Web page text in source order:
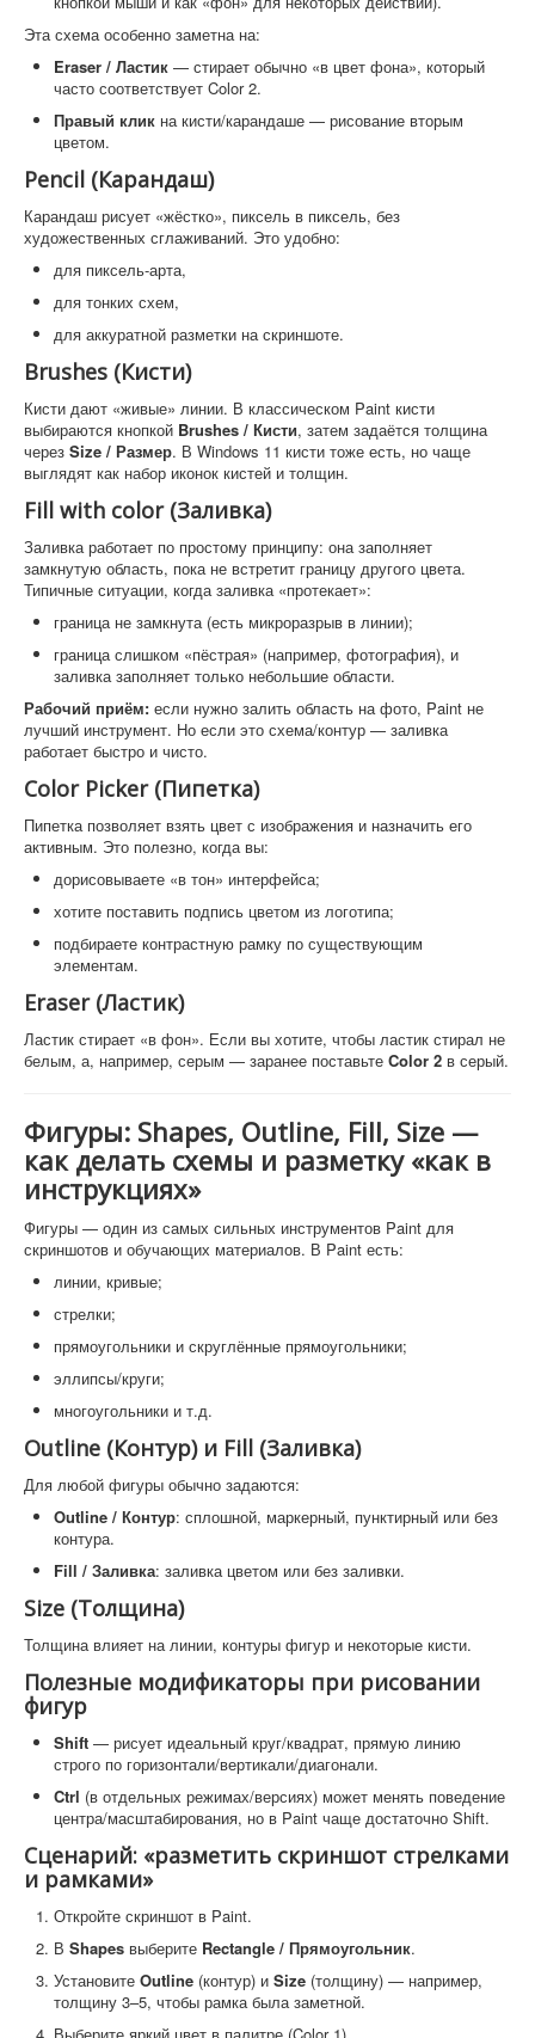
Эта схема особенно заметна на:
Eraser / Ластик — стирает обычно «в цвет фона», который
часто соответствует Color 2.
Правый клик на кисти/карандаше — рисование вторым
цветом.
Pencil (Карандаш)
Карандаш рисует «жёстко», пиксель в пиксель, без
художественных сглаживаний. Это удобно:
для пиксель-арта,
для тонких схем,
для аккуратной разметки на скриншоте.
Brushes (Кисти)
Кисти дают «живые» линии. В классическом Paint кисти
выбираются кнопкой Brushes / Кисти, затем задаётся толщина
через Size / Размер. В Windows 11 кисти тоже есть, но чаще
выглядят как набор иконок кистей и толщин.
Fill with color (Заливка)
Заливка работает по простому принципу: она заполняет
замкнутую область, пока не встретит границу другого цвета.
Типичные ситуации, когда заливка «протекает»:
граница не замкнута (есть микроразрыв в линии);
граница слишком «пёстрая» (например, фотография), и
заливка заполняет только небольшие области.
Рабочий приём: если нужно залить область на фото, Paint не
лучший инструмент. Но если это схема/контур — заливка
работает быстро и чисто.
Color Picker (Пипетка)
Пипетка позволяет взять цвет с изображения и назначить его
активным. Это полезно, когда вы:
дорисовываете «в тон» интерфейса;
хотите поставить подпись цветом из логотипа;
подбираете контрастную рамку по существующим
элементам.
Eraser (Ластик)
Ластик стирает «в фон». Если вы хотите, чтобы ластик стирал не
белым, а, например, серым — заранее поставьте Color 2 в серый.
Фигуры: Shapes, Outline, Fill, Size —
как делать схемы и разметку «как в
инструкциях»
Фигуры — один из самых сильных инструментов Paint для
скриншотов и обучающих материалов. В Paint есть:
линии, кривые;
стрелки;
прямоугольники и скруглённые прямоугольники;
эллипсы/круги;
многоугольники и т.д.
Outline (Контур) и Fill (Заливка)
Для любой фигуры обычно задаются:
Outline / Контур: сплошной, маркерный, пунктирный или без
контура.
Fill / Заливка: заливка цветом или без заливки.
Size (Толщина)
Толщина влияет на линии, контуры фигур и некоторые кисти.
Полезные модификаторы при рисовании
фигур
Shift — рисует идеальный круг/квадрат, прямую линию
строго по горизонтали/вертикали/диагонали.
Ctrl (в отдельных режимах/версиях) может менять поведение
центра/масштабирования, но в Paint чаще достаточно Shift.
Сценарий: «разметить скриншот стрелками
и рамками»
Откройте скриншот в Paint.
В Shapes выберите Rectangle / Прямоугольник.
Установите Outline (контур) и Size (толщину) — например,
толщину 3–5, чтобы рамка была заметной.